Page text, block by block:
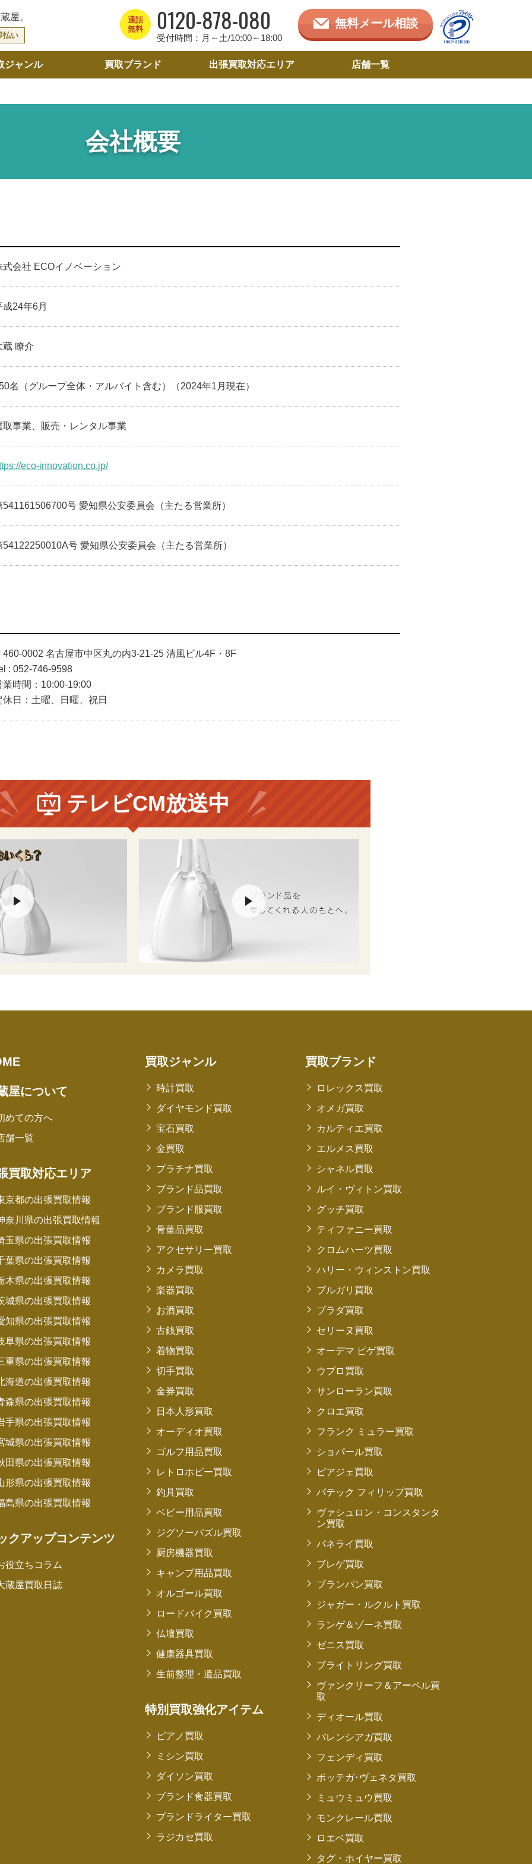
屋。
払い
通話
無料
0120-878-080
受付時間：月～土/10:00～18:00
無料メール相談
ジャンル 買取ブランド 出張買取対応エリア 店舗一覧
会社概要
式会社 ECOイノベーション
成24年6月
蔵 瞭介
名（グループ全体・アルバイト含む）（2024年1月現在）
取事業、販売・レンタル事業
eco-innovation.co.jp/
541161506700号 愛知県公安委員会（主たる営業所）
54122250010A号 愛知県公安委員会（主たる営業所）
460-0002 名古屋市中区丸の内3-21-25 清風ビル4F・8F
: 052-746-9598
業時間：10:00-19:00
休日：土曜、日曜、祝日
テレビCM放送中
屋について
めての方へ
舗一覧
買取対応エリア
京都の出張買取情報
奈川県の出張買取情報
玉県の出張買取情報
葉県の出張買取情報
木県の出張買取情報
城県の出張買取情報
知県の出張買取情報
阜県の出張買取情報
重県の出張買取情報
海道の出張買取情報
森県の出張買取情報
手県の出張買取情報
城県の出張買取情報
田県の出張買取情報
形県の出張買取情報
島県の出張買取情報
クアップコンテンツ
役立ちコラム
蔵屋買取日誌
買取ジャンル
時計買取
ダイヤモンド買取
宝石買取
金買取
プラチナ買取
ブランド品買取
ブランド服買取
骨董品買取
アクセサリー買取
カメラ買取
楽器買取
お酒買取
古銭買取
着物買取
切手買取
金券買取
日本人形買取
オーディオ買取
ゴルフ用品買取
レトロホビー買取
釣具買取
ベビー用品買取
ジグソーパズル買取
厨房機器買取
キャンプ用品買取
オルゴール買取
ロードバイク買取
仏壇買取
健康器具買取
生前整理・遺品買取
特別買取強化アイテム
ピアノ買取
ミシン買取
ダイソン買取
ブランド食器買取
ブランドライター買取
ラジカセ買取
買取ブランド
ロレックス買取
オメガ買取
カルティエ買取
エルメス買取
シャネル買取
ルイ・ヴィトン買取
グッチ買取
ティファニー買取
クロムハーツ買取
ハリー・ウィンストン買取
ブルガリ買取
プラダ買取
セリーヌ買取
オーデマ ピゲ買取
ウブロ買取
サンローラン買取
クロエ買取
フランク ミュラー買取
ショパール買取
ピアジェ買取
パテック フィリップ買取
ヴァシュロン・コンスタンタ
ン買取
パネライ買取
ブレゲ買取
ブランパン買取
ジャガー・ルクルト買取
ランゲ＆ゾーネ買取
ゼニス買取
ブライトリング買取
ヴァンクリーフ＆アーペル買
取
ディオール買取
バレンシアガ買取
フェンディ買取
ボッテガ･ヴェネタ買取
ミュウミュウ買取
モンクレール買取
ロエベ買取
タグ・ホイヤー買取